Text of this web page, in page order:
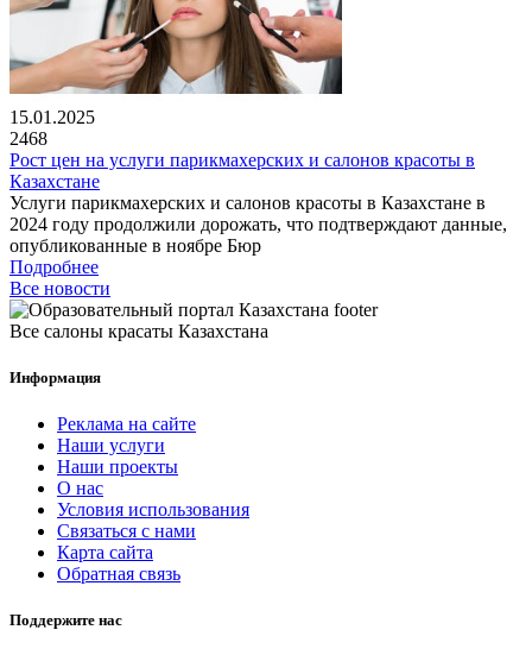
15.01.2025
2468
Рост цен на услуги парикмахерских и салонов красоты в
Казахстане
Услуги парикмахерских и салонов красоты в Казахстане в
2024 году продолжили дорожать, что подтверждают данные,
опубликованные в ноябре Бюр
Подробнее
Все новости
Все салоны красаты Казахстана
Информация
Реклама на сайте
Наши услуги
Наши проекты
О нас
Условия использования
Связаться с нами
Карта сайта
Обратная связь
Поддержите нас